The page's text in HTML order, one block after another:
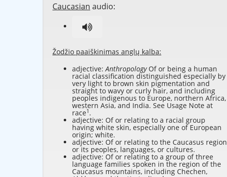
Caucasian audio:
Žodžio paaiškinimas anglų kalba:
adjective:AnthropologyOf or being a human
racial classification distinguished especially by
very light to brown skin pigmentation and
straight to wavy or curly hair, and including
peoples indigenous to Europe, northern Africa,
western Asia, and India. See Usage Note at
race1 .
adjective: Of or relating to a racial group
having white skin, especially one of European
origin; white.
adjective: Of or relating to the Caucasus region
or its peoples, languages, or cultures.
adjective: Of or relating to a group of three
language families spoken in the region of the
Caucasus mountains, including Chechen,